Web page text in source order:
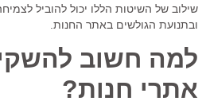
שילוב של השיטות הללו יכול להוביל
ובתנועת הגולשים באתר החנות.
למה חשוב
אתרי חנות?